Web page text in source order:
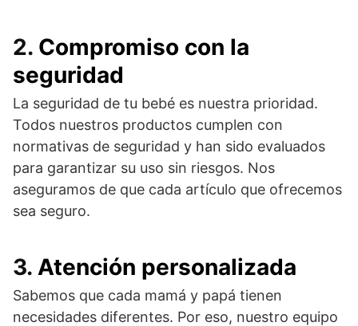
2. Compromiso con la
seguridad
La seguridad de tu bebé es nuestra prioridad.
Todos nuestros productos cumplen con
normativas de seguridad y han sido evaluados
para garantizar su uso sin riesgos. Nos
aseguramos de que cada artículo que ofrecemos
sea seguro.
3. Atención personalizada
Sabemos que cada mamá y papá tienen
necesidades diferentes. Por eso, nuestro equipo